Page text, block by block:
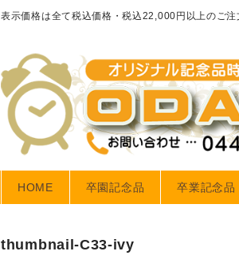
表示価格は全て税込価格・税込22,000円以上のご
HOME 卒園記念品 卒業記念品
thumbnail-C33-ivy